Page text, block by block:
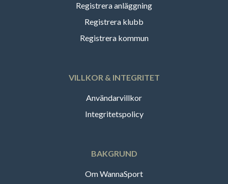
Registrera anläggning
Registrera klubb
Registrera kommun
VILLKOR & INTEGRITET
Användarvillkor
Integritetspolicy
BAKGRUND
Om WannaSport